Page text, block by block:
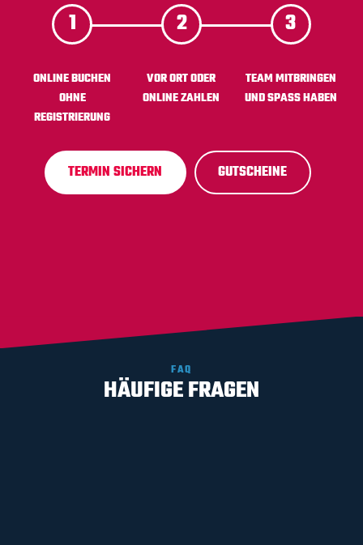
ONLINE BUCHEN
OHNE
REGISTRIERUNG
VOR ORT ODER
ONLINE ZAHLEN
TEAM MITBRINGEN
UND SPASS HABEN
TERMIN SICHERN GUTSCHEINE
FAQ
HÄUFIGE FRAGEN